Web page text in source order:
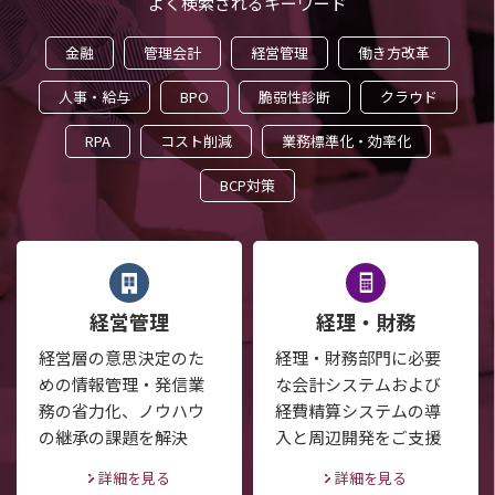
金融 管理会計 経営管理 働き方改革
人事・給与 BPO 脆弱性診断 クラウド
RPA コスト削減 業務標準化・効率化
BCP対策
経営管理
経営層の意思決定のた
めの情報管理・発信業
務の省力化、ノウハウ
の継承の課題を解決
詳細を見る
経理・財務
経理・財務部門に必要
な会計システムおよび
経費精算システムの導
入と周辺開発をご支援
詳細を見る